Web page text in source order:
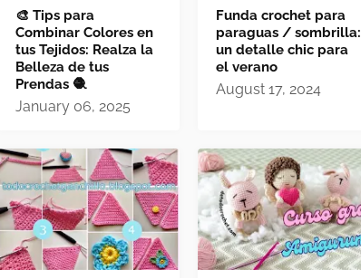
🎨 Tips para
Combinar Colores en
tus Tejidos: Realza la
Belleza de tus
Prendas 🧶
January 06, 2025
Funda crochet para
paraguas / sombrilla:
un detalle chic para
el verano
August 17, 2024